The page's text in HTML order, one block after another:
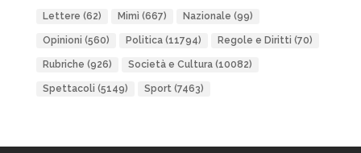
Lettere (62) Mimì (667) Nazionale (99)
Opinioni (560) Politica(11794) Regole e Diritti (70)
Rubriche (926) Società e Cultura(10082)
Spettacoli (5149) Sport(7463)